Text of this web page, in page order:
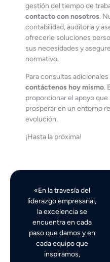
gestión del tiempo de
contacto con nosotros.
contabilidad, auditoría y
ofrecerle soluciones
sus necesidades y
normativo.
Para consultas
contáctenos hoy mismo.
proporcionar el apoyo
prosperar en un entorno
evolución.
¡Hasta la próxima!
«En la travesía del
liderazgo empresarial,
la excelencia se
encuentra en cada
paso que damos y en
cada equipo que
inspiramos,